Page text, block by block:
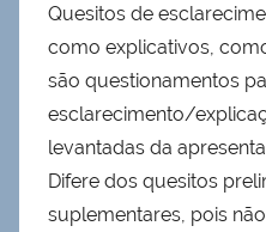
Quesitos de
como explicativos,
são questionamentos
esclarecimento/
levantadas da
Difere dos quesitos
suplementares, pois